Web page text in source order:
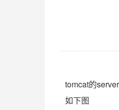
tomcat的
如下图